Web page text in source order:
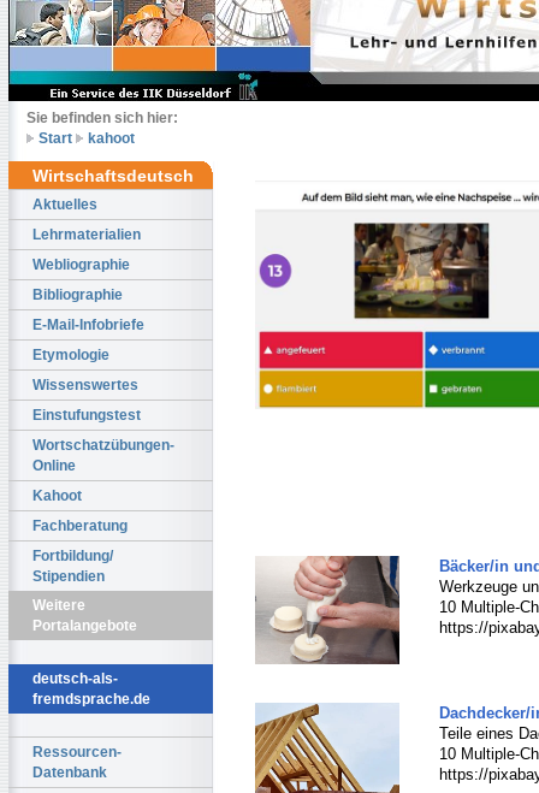
Sie befinden sich hier:
Start
kahoot
Wirtschaftsdeutsch
Aktuelles
Lehrmaterialien
Webliographie
Bibliographie
E-Mail-Infobriefe
Etymologie
Wissenswertes
Einstufungstest
Wortschatzübungen-
Online
Kahoot
Fachberatung
Fortbildung/
Stipendien
Weitere
Portalangebote
deutsch-als-
fremdsprache.de
Ressourcen-
Datenbank
Bäcker/in
Werkzeuge
10 Multiple-
https://
Dachdecker/
Teile eines
10 Multiple-
https://